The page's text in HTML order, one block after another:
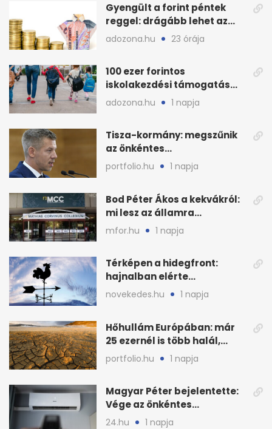
Gyengült a forint péntek
reggel: drágább lehet az
euró és a dollár
adozona.hu 23 órája
100 ezer forintos
iskolakezdési támogatás
2026 őszén: adózás,
munkáltatói plusz
adozona.hu 1 napja
Tisza-kormány: megszűnik
az önkéntes
fogyasztáscsökkentés
portfolio.hu 1 napja
Bod Péter Ákos a kekvákról:
mi lesz az államra
visszaszálló vagyonnal?
mfor.hu 1 napja
Térképen a hidegfront:
hajnalban elérte
Magyarország határát
novekedes.hu 1 napja
Hőhullám Európában: már
25 ezernél is több halál,
folytatódhat
portfolio.hu 1 napja
Magyar Péter bejelentette:
Vége az önkéntes
fogyasztáscsökkentésnek
24.hu 1 napja